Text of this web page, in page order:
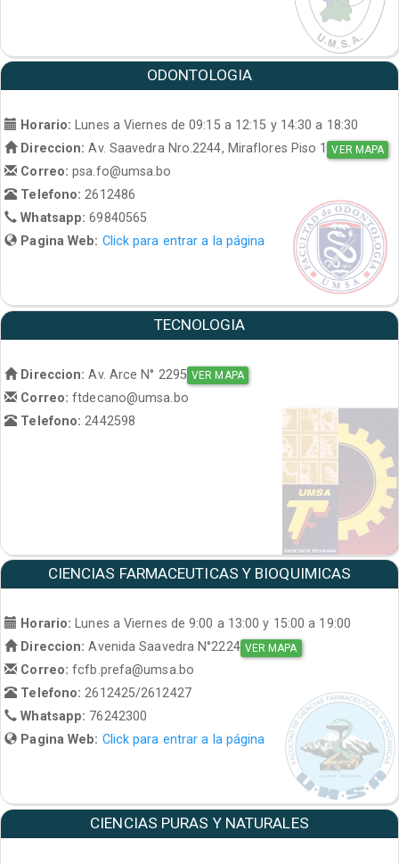
ODONTOLOGIA
Horario: Lunes a Viernes de 09:15 a 12:15 y 14:30 a 18:30
Direccion: Av. Saavedra Nro.2244, Miraflores Piso 1 VER MAPA
Correo:psa.fo@umsa.bo
Telefono:2612486
Whatsapp:69840565
Pagina Web: Click para entrar a la página
TECNOLOGIA
Direccion: Av. Arce N° 2295 VER MAPA
Correo:ftdecano@umsa.bo
Telefono: 2442598
CIENCIAS FARMACEUTICAS Y BIOQUIMICAS
Horario: Lunes a Viernes de 9:00 a 13:00 y 15:00 a 19:00
Direccion: Avenida Saavedra N°2224 VER MAPA
Correo:fcfb.prefa@umsa.bo
Telefono:2612425/2612427
Whatsapp: 76242300
Pagina Web: Click para entrar a la página
CIENCIAS PURAS Y NATURALES